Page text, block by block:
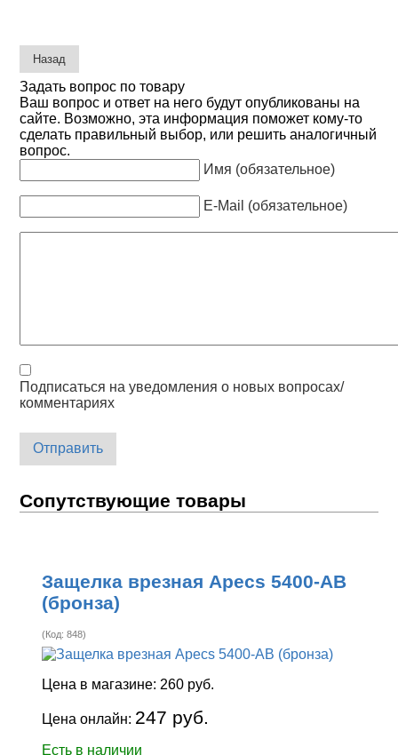
Задать вопрос по товару
Ваш вопрос и ответ на него будут опубликованы на
сайте. Возможно, эта информация поможет кому-то
сделать правильный выбор, или решить аналогичный
вопрос.
Имя (обязательное)
E-Mail (обязательное)
Подписаться на уведомления о новых вопросах/
комментариях
Отправить
Сопутствующие товары
Защелка врезная Apecs 5400-AB
(бронза)
(Код:848)
Цена в магазине: 260 руб.
Цена онлайн: 247 руб.
Есть в наличии